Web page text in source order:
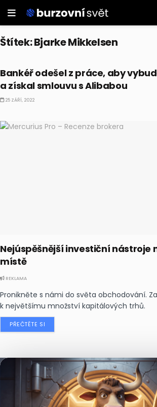
Štítek:Bjarke Mikkelsen
Bankéř odešel z práce, aby
a získal smlouvu s Alibabou
25 ZÁŘÍ, 2022
Nejúspěšnější investiční nástroje
místě
REKLAMA
Pronikněte s námi do světa obchodování.
k největšímu množství kapitálových trhů.
PŘEČTĚTE SI
Nejčtenějšízprávy